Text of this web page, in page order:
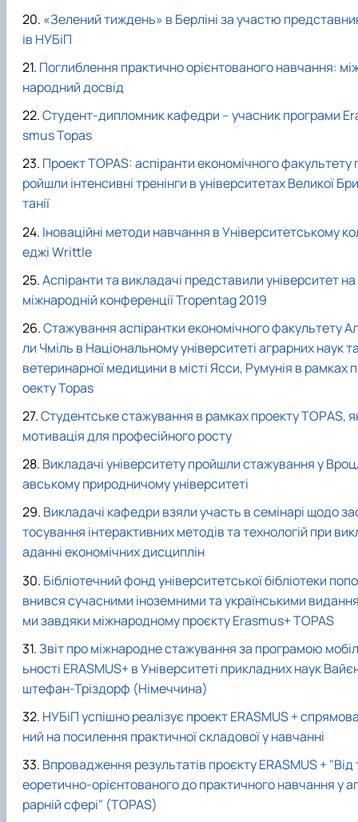
«Зелений тиждень» в Берліні за участю
ів НУБіП
Поглиблення практично орієнтованого навчання:
народний досвід
Студент-дипломник кафедри – учасник програми
smus Topas
Проект TOPAS: аспіранти економічного факультету
ройшли інтенсивні тренінги в університетах Великої Бри
танії
Іноваційні методи навчання в Університетському
еджі Writtle
Аспіранти та викладачі представили університет на
міжнародній конференції Tropentag 2019
Стажування аспірантки економічного факультету
ли Чміль в Національному університеті аграрних наук
ветеринарної медицини в місті Ясси, Румунія в рамках
оекту Topas
Студентське стажування в рамках проекту ТОРАS,
мотивація для професійного росту
Викладачі університету пройшли стажування у
авському природничому університеті
Викладачі кафедри взяли участь в семінарі щодо
тосування інтерактивних методів та технологій при
аданні економічних дисциплін
Бібліотечний фонд університетської бібліотеки попо
внився сучасними іноземними та українськими
ми завдяки міжнародному проєкту Erasmus+ TOPAS
Звіт про міжнародне стажування за програмою мобіл
ьності ERASMUS+ в Університеті прикладних наук
штефан-Тріздорф (Німеччина)
НУБіП успішно реалізує проект ERASMUS +
ний на посилення практичної складової у навчанні
Впровадження результатів проєкту ERASMUS + "Від
еоретично-орієнтованого до практичного навчання у аг
рарній сфері" (TOPAS)